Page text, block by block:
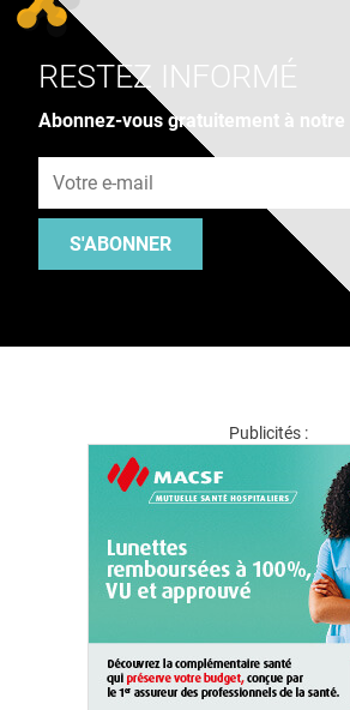
RESTEZ INFORMÉ
Abonnez-vous gratuitement à
S'ABONNER
Publicités :